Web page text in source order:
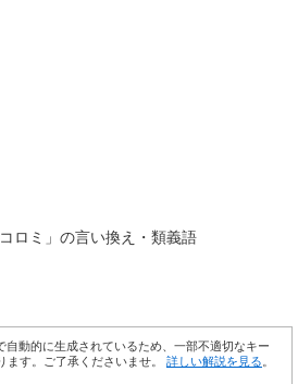
ロミ 」の言い換え・類義語
自動的に生成されているため、一部不適切なキー
ます。ご了承くださいませ。 詳しい解説を見る